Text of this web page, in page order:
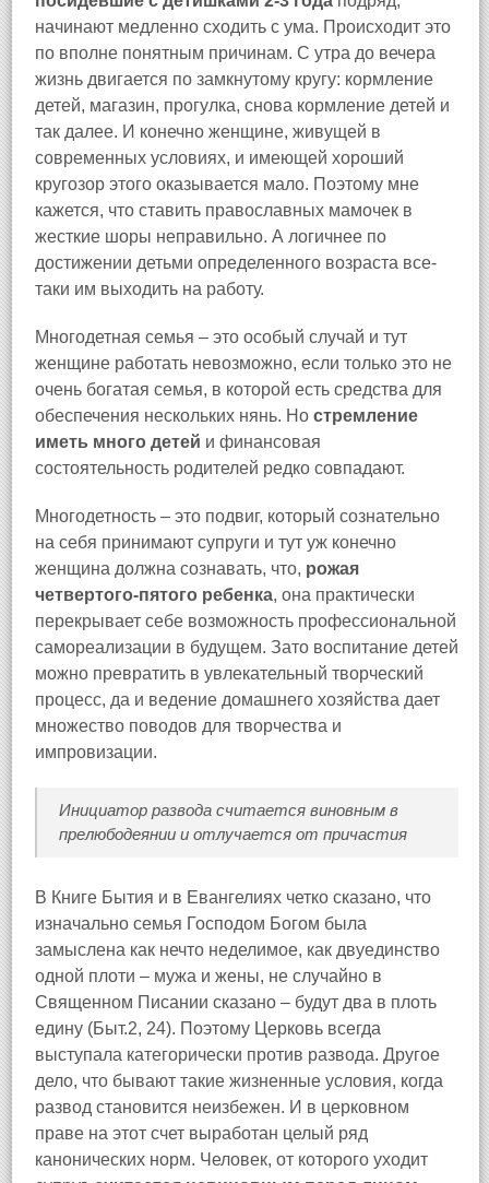
начинают медленно сходить с ума. Происходит это
по вполне понятным причинам. С утра до вечера
жизнь двигается по замкнутому кругу: кормление
детей, магазин, прогулка, снова кормление детей и
так далее. И конечно женщине, живущей в
современных условиях, и имеющей хороший
кругозор этого оказывается мало. Поэтому мне
кажется, что ставить православных мамочек в
жесткие шоры неправильно. А логичнее по
достижении детьми определенного возраста все-
таки им выходить на работу.
Многодетная семья – это особый случай и тут
женщине работать невозможно, если только это не
очень богатая семья, в которой есть средства для
обеспечения нескольких нянь. Но стремление
иметь много детей и финансовая
состоятельность родителей редко совпадают.
Многодетность – это подвиг, который сознательно
на себя принимают супруги и тут уж конечно
женщина должна сознавать, что, рожая
четвертого-пятого ребенка, она практически
перекрывает себе возможность профессиональной
самореализации в будущем. Зато воспитание детей
можно превратить в увлекательный творческий
процесс, да и ведение домашнего хозяйства дает
множество поводов для творчества и
импровизации.
Инициатор развода считается виновным в
прелюбодеянии и отлучается от причастия
В Книге Бытия и в Евангелиях четко сказано, что
изначально семья Господом Богом была
замыслена как нечто неделимое, как двуединство
одной плоти – мужа и жены, не случайно в
Священном Писании сказано – будут два в плоть
едину (Быт.2, 24). Поэтому Церковь всегда
выступала категорически против развода. Другое
дело, что бывают такие жизненные условия, когда
развод становится неизбежен. И в церковном
праве на этот счет выработан целый ряд
канонических норм. Человек, от которого уходит